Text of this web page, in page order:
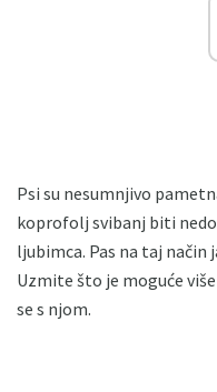
Psi su nesumnjivo
koprofolj svibanj biti
ljubimca. Pas na taj način
Uzmite što je moguće
se s njom.